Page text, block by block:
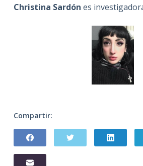
Christina Sardón es
Compartir: